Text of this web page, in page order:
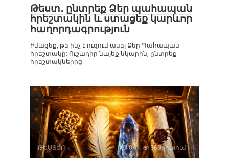
Թեստ․ ընտրեք Ձեր պահապան
հրեշտակին և ստացեք կարևոր
հաղորդագրություն
Իմացեք, թե ինչ է ուզում ասել Ձեր Պահապան
հրեշտակը: Ուշադիր նայեք նկարին, ընտրեք
հրեշտակներից
ԹԵՍՏԵՐ 0 369դիտում